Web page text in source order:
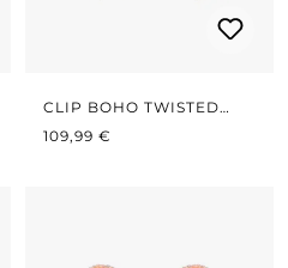
CLIP BOHO TWISTED
CIRCLES GOLD
REGULÄRER PREIS:
109,99 €